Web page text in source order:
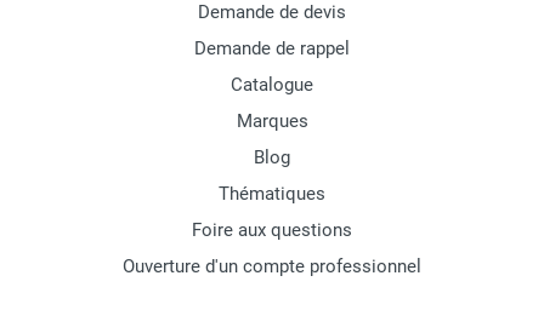
Demande de devis
Demande de rappel
Catalogue
Marques
Blog
Thématiques
Foire aux questions
Ouverture d'un compte professionnel